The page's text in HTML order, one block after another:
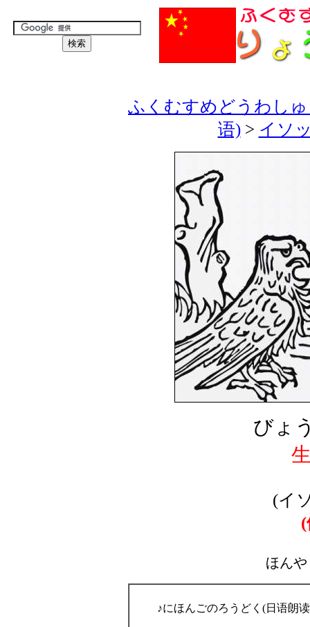
ふくむすめどうわし
语)> イソ
びょ
(イ
ほん
♪にほんごのろうどく(日语朗